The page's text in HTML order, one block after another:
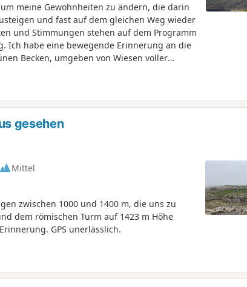
meine Gewohnheiten zu ändern, die darin
und fast auf dem gleichen Weg wieder
und Stimmungen stehen auf dem Programm
Ich habe eine bewegende Erinnerung an die
Becken, umgeben von Wiesen voller
gesehen
Mittel
zwischen 1000 und 1400 m, die uns zu
dem römischen Turm auf 1423 m Höhe
führt. Ein großartiger Moment und eine großartige Erinnerung. GPS unerlässlich.